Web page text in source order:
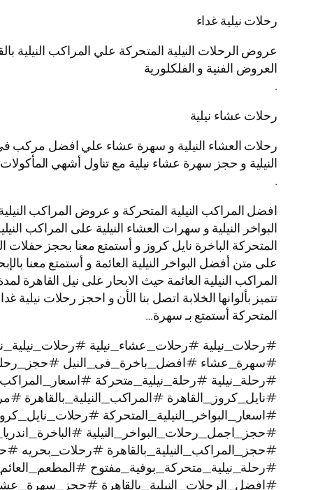
رحلات نيلية غداء
عروض الرحلات النيلية المتحركة علي المراكب النيلية
العروض الفنية و الفلكلورية
.
رحلات عشاء نيلية
رحلات العشاء النيلية و سهرة عشاء علي افضل مركب في
النيلية و حجز سهرة عشاء نيلية مع تناول أشهي
.
افضل المراكب النيلية المتحركة و عروض المراكب
البواخر النيلية و سهرات العشاء النيلية على المراكب
المتحركة الباخرة نايل كروز و أستمتع معنا بحجز
على متن أفضل البواخر النيلية العائمة و أستمتع معنا
المتحركة أستمتع بـ سهرة…
#رحلات_نيلية #رحلات_عشاء_نيلية
#سهرة_عشاء #افضل_باخرة_فى_النيل
#رحلة_نيلية #رحلة_نيلية_متحركة
#نايل_كروز_القاهرة #المراكب_النيلية_بالقاهرة
#اسعار_البواخر_النيلية_المتحركة
#حجز_اجمل_رحلات_البواخر_النيلية
#حجز_المراكب_النيلية_بالقاهرة #رحلات_بحريه
#رحلة_نيلية_متحركة_بوفية_مفتوح
#افضل_الرحلات_النيلية_بالقاهرة